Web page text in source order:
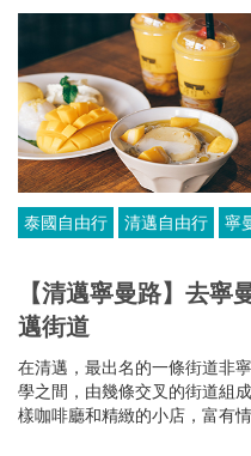
泰國自由行 清邁自由行 寧
【清邁寧曼路】去寧
邁街道
在清邁，最出名的一條街道非
學之間，由幾條交叉的街道組
樣咖啡廳和精緻的小店，富有